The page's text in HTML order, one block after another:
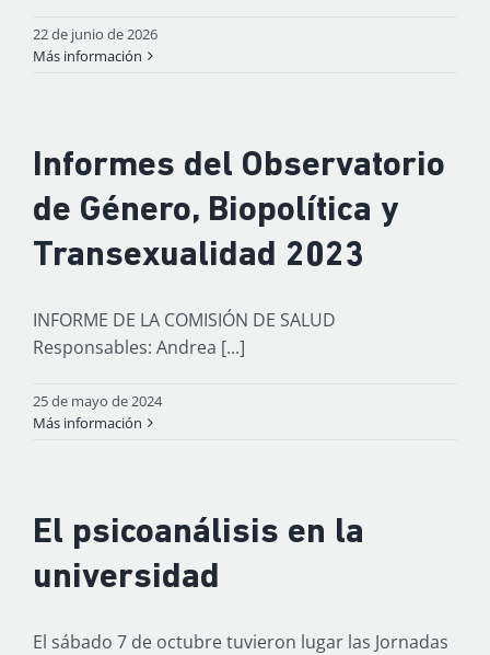
22 de junio de 2026
Más información
Informes del Observatorio
de Género, Biopolítica y
Transexualidad 2023
INFORME DE LA COMISIÓN DE SALUD
Responsables: Andrea [...]
25 de mayo de 2024
Más información
El psicoanálisis en la
universidad
El sábado 7 de octubre tuvieron lugar las Jornadas